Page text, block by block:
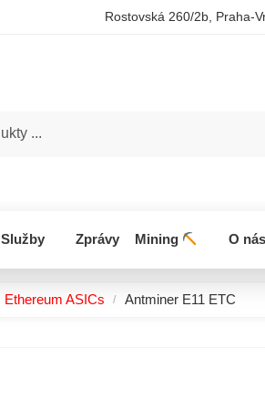
Rostovská 260/2b, Praha-
Služby Zprávy Mining O nás
Ethereum ASICs / Antminer E11 ETC